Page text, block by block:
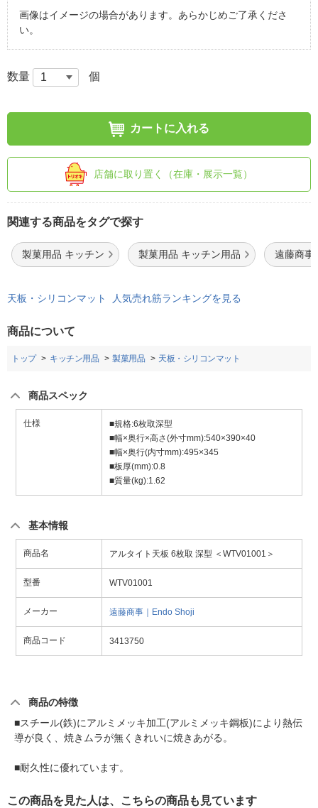
画像はイメージの場合があります。あらかじめご了承くださ
い。
数量 個
カートに入れる
店舗に取り置く（在庫・展示一覧）
関連する商品をタグで探す
製菓用品 キッチン 製菓用品 キッチン用品 遠藤商事
天板・シリコンマット 人気売れ筋ランキングを見る
商品について
トップ キッチン用品 製菓用品 天板・シリコンマット
商品スペック
仕様
■規格:6枚取深型
■幅×奥行×高さ(外寸mm):540×390×40
■幅×奥行(内寸mm):495×345
■板厚(mm):0.8
■質量(kg):1.62
基本情報
商品名 アルタイト天板 6枚取 深型 ＜WTV01001＞
型番 WTV01001
メーカー 遠藤商事｜Endo Shoji
商品コード 3413750
商品の特徴
■スチール(鉄)にアルミメッキ加工(アルミメッキ鋼板)により熱伝
導が良く、焼きムラが無くきれいに焼きあがる。
■耐久性に優れています。
この商品を見た人は、こちらの商品も見ています